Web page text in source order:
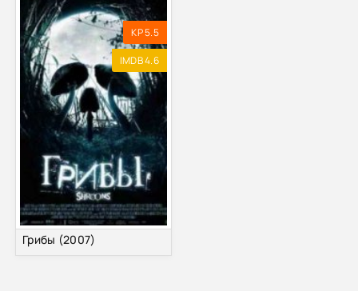
KP 5.5
IMDB 4.6
Грибы (2007)